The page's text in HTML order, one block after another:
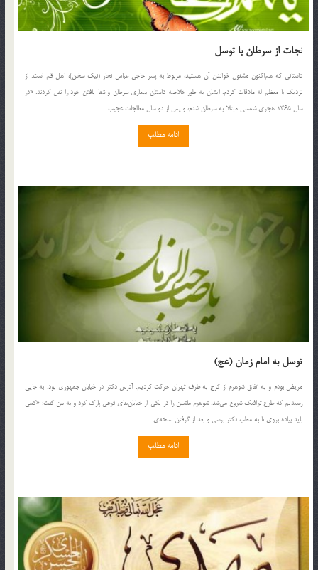
نجات از سرطان با توسل
داستاني كه هم‌اكنون مشغول خواندن آن هستيد، مربوط به پسر حاجي عباس نجار (نيك سخن)، اهل قم است. از
نزديك با معظم له ملاقات كردم. ايشان به طور خلاصه داستان بيماري سرطان و شفا يافتن خود را نقل كردند. «در
سال 1365 هجري شمسي مبتلا به سرطان شدم، و پس از دو سال معالجات عجيب ...
ادامه مطلب
توسل به امام زمان (عج)
مريض بودم و به اتفاق شوهرم از كرج به طرف تهران حركت كرديم. آدرس دكتر در خيابان جمهوري بود. به جايي
رسيديم كه طرح ترافيك شروع مي‌شد. شوهرم ماشين را در يكي از خيابان‌هاي فرعي پارك كرد و به من گفت: «كمي
بايد پياده بروي تا به مطب دكتر برسي و بعد از گرفتن نسخه‌ي ...
ادامه مطلب